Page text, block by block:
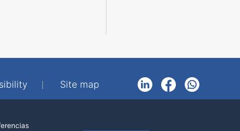
Site map
LinkedInFacebookWhatsApp